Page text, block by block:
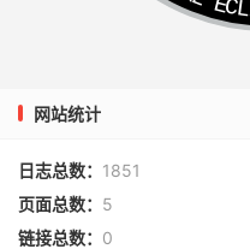
恩，告下三界，赦过民咎
化，燮理阴阳，凝冻结冰
庶岁协於丰年。消殄虫蝗
祈祷之诚。冒读师严，伏
网站统计
日志总数： 1851
页面总数： 5
链接总数： 0